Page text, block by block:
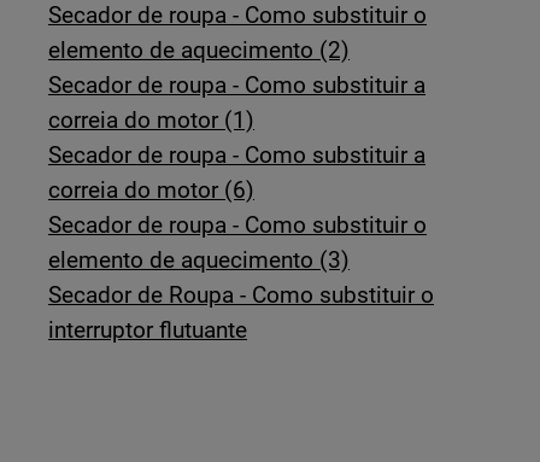
Secador de roupa - Como substituir o
elemento de aquecimento (2)
Secador de roupa - Como substituir a
correia do motor (1)
Secador de roupa - Como substituir a
correia do motor (6)
Secador de roupa - Como substituir o
elemento de aquecimento (3)
Secador de Roupa - Como substituir o
interruptor flutuante